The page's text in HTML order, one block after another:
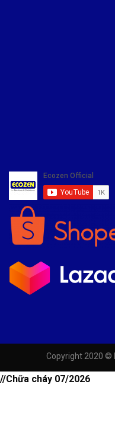
Copyright 2020 ©
//Chữa cháy 07/2026